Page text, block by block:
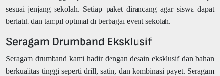
sesuai jenjang sekolah. Setiap paket dirancang agar siswa dapat
berlatih dan tampil optimal di berbagai event sekolah.
Seragam Drumband Eksklusif
Seragam drumband kami hadir dengan desain eksklusif dan bahan
berkualitas tinggi seperti drill, satin, dan kombinasi payet. Seragam